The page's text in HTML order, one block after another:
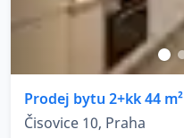
Prodej bytu 2+kk 44 m²
Čisovice 10, Praha